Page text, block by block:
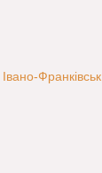
Франківськ,